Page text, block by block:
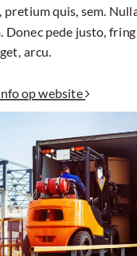
pretium quis, sem.
Donec pede justo,
arcu.
op website